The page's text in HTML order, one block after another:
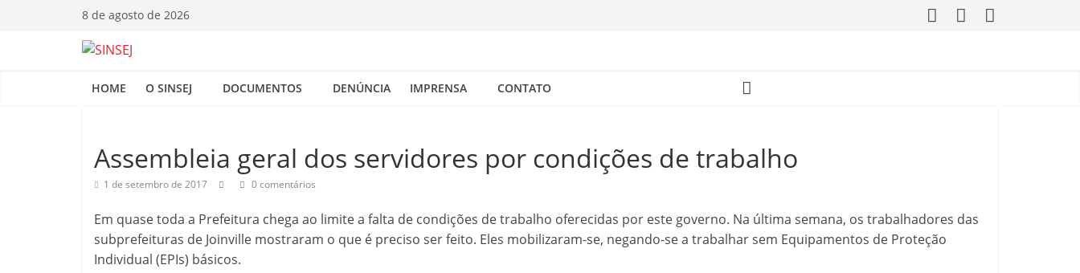
8 de agosto de 2026
S
N
S
E
HOME O SINSEJ DOCUMENTOS DENÚNCIA IMPRENSA CONTATO
Assembleia geral dos servidores por condições de trabalho
1 de setembro de 2017 0 comentários
Em quase toda a Prefeitura chega ao limite a falta de condições de trabalho oferecidas por este governo. Na última semana, os trabalhadores das
subprefeituras de Joinville mostraram o que é preciso ser feito. Eles mobilizaram-se, negando-se a trabalhar sem Equipamentos de Proteção
Individual (EPIs) básicos.